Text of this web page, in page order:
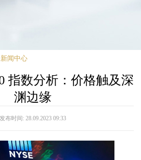
新闻中心
指数分析：价格触及深
渊边缘
发布时间: 28.09.2023 09:33